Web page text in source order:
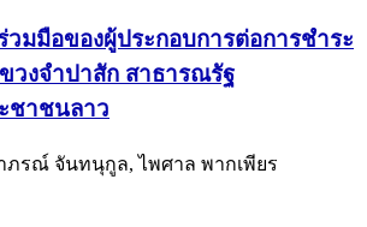
มมือของผู้ประกอบการต่อการชำระ
วงจำปาสัก สาธารณรัฐ
ชาชนลาว
ภรณ์ จันทนุกูล, ไพศาล พากเพียร